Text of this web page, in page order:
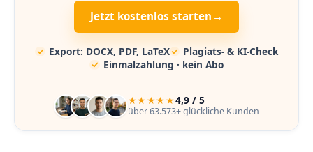
Jetzt kostenlos starten →
Export: DOCX, PDF, LaTeX
Plagiats- & KI-Check
Einmalzahlung · kein Abo
★★★★★4,9 / 5
über 63.573+ glückliche Kunden